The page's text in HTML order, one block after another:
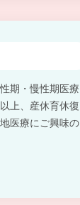
期・慢性期医療
上、産休育休復
医療にご興味の